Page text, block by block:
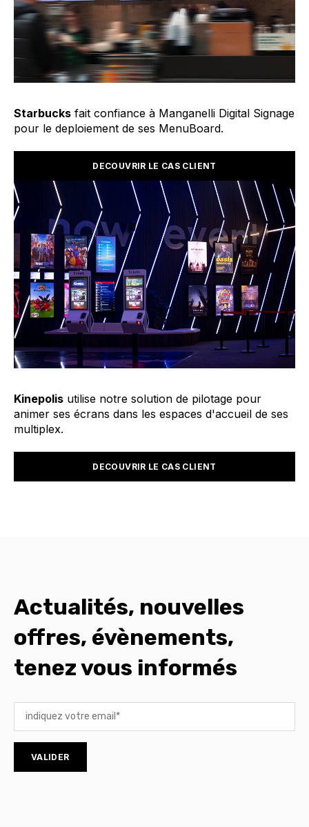
Starbucks fait confiance à Manganelli Digital Signage
pour le deploiement de ses MenuBoard.
DECOUVRIR LE CAS CLIENT
Kinepolis utilise notre solution de pilotage pour
animer ses écrans dans les espaces d'accueil de ses
multiplex.
DECOUVRIR LE CAS CLIENT
Actualités, nouvelles
offres, évènements,
tenez vous informés